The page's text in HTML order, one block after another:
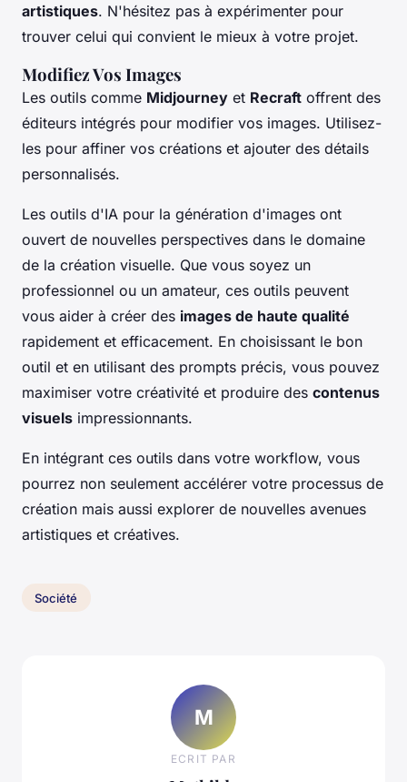
artistiques. N'hésitez pas à expérimenter pour
trouver celui qui convient le mieux à votre projet.
Modifiez Vos Images
Les outils comme Midjourney et Recraft offrent des
éditeurs intégrés pour modifier vos images. Utilisez-
les pour affiner vos créations et ajouter des détails
personnalisés.
Les outils d'IA pour la génération d'images ont
ouvert de nouvelles perspectives dans le domaine
de la création visuelle. Que vous soyez un
professionnel ou un amateur, ces outils peuvent
vous aider à créer des images de haute qualité
rapidement et efficacement. En choisissant le bon
outil et en utilisant des prompts précis, vous pouvez
maximiser votre créativité et produire des contenus
visuels impressionnants.
En intégrant ces outils dans votre workflow, vous
pourrez non seulement accélérer votre processus de
création mais aussi explorer de nouvelles avenues
artistiques et créatives.
Société
M
ECRIT PAR